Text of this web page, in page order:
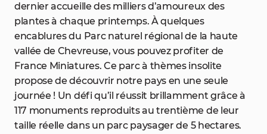
dernier accueille des milliers d’amoureux des
plantes à chaque printemps. À quelques
encablures du Parc naturel régional de la haute
vallée de Chevreuse, vous pouvez profiter de
France Miniatures. Ce parc à thèmes insolite
propose de découvrir notre pays en une seule
journée ! Un défi qu’il réussit brillamment grâce à
117 monuments reproduits au trentième de leur
taille réelle dans un parc paysager de 5 hectares.